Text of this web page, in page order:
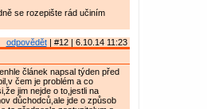
se rozepište rád učiním
odpovědět| #12 | 6.10.14 11:23
článek napsal týden před
čem je problém a co
jim nejde o to,jestli na
důchodců,ale jde o způsob